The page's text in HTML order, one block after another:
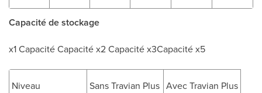
Capacité de stockage
x1 Capacité Capacité x2 Capacité x3Capacité x5
Niveau Sans Travian Plus Avec Travian Plus